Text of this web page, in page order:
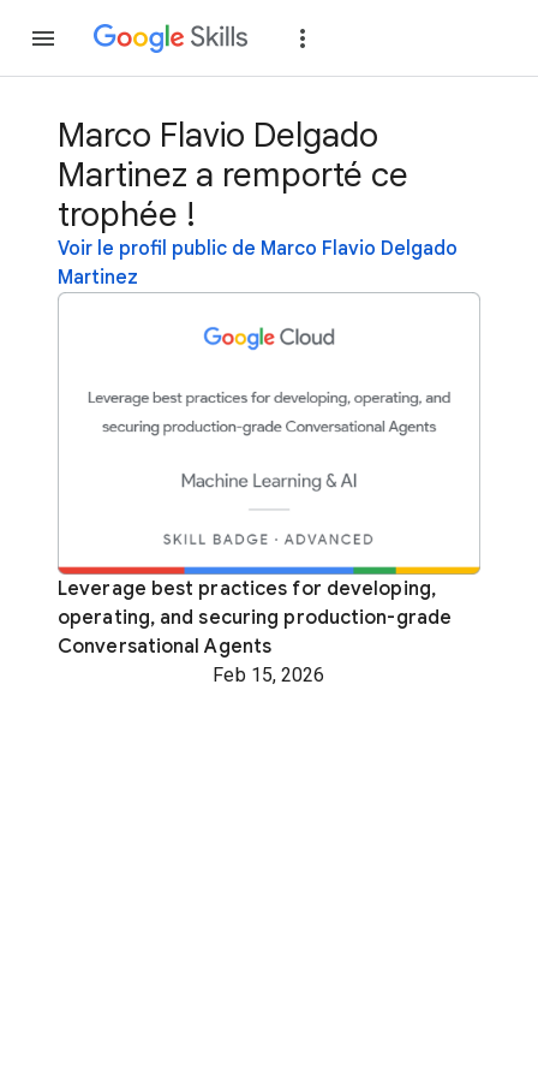
Marco Flavio Delgado
Martinez a remporté ce
trophée !
Voir le profil public de Marco Flavio Delgado
Martinez